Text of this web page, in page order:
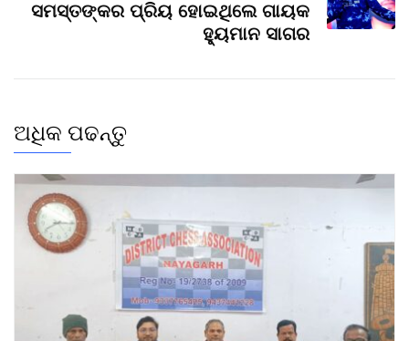
ସମସ୍ତଙ୍କର ପ୍ରିୟ ହୋଇଥିଲେ ଗାୟକ
ହ୍ୟୁମାନ ସାଗର
ଅଧିକ ପଢନ୍ତୁ